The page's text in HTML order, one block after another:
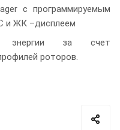
с программируемым
и ЖК –дисплеем
энергии за счет
роторов.